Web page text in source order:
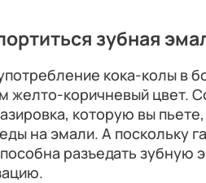
зубная
кока-колы в
желто-коричневый цвет.
которую вы
на эмали. А поскольку
разъедать зубную